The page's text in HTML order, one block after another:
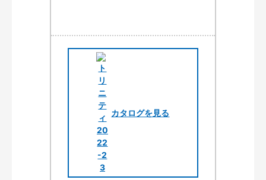
カタログを見る